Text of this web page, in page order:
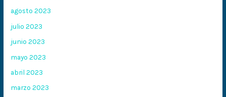
agosto 2023
julio 2023
junio 2023
mayo 2023
abril 2023
marzo 2023